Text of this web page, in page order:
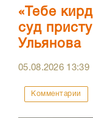
«Тебе
суд
Ульянова
05.08.2026 13:39
Комментарии